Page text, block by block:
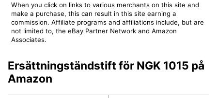
When you click on links to various merchants on this site and
make a purchase, this can result in this site earning a
commission. Affiliate programs and affiliations include, but are
not limited to, the eBay Partner Network and Amazon
Associates.
Ersättningständstift för NGK 1015 på
Amazon